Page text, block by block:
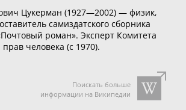
Цукерман (1927—2002) — физик,
самиздатского сборника
роман». Эксперт Комитета
прав человека (с 1970).
Поискать больше
информации на Википедии